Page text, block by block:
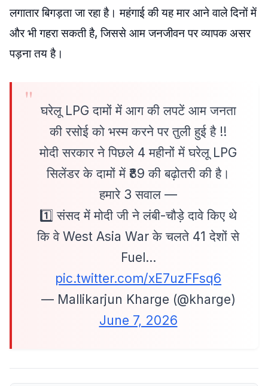
लगातार बिगड़ता जा रहा है। महंगाई की यह मार आने वाले दिनों में
और भी गहरा सकती है, जिससे आम जनजीवन पर व्यापक असर
पड़ना तय है।
घरेलू LPG दामों में आग की लपटें आम जनता
की रसोई को भस्म करने पर तुली हुई है !!
मोदी सरकार ने पिछले 4 महीनों में घरेलू LPG
सिलेंडर के दामों में ₹89 की बढ़ोतरी की है।
हमारे 3 सवाल —
1️⃣ संसद में मोदी जी ने लंबी-चौड़े दावे किए थे
कि वे West Asia War के चलते 41 देशों से
Fuel…
pic.twitter.com/xE7uzFFsq6
— Mallikarjun Kharge (@kharge)
June 7, 2026